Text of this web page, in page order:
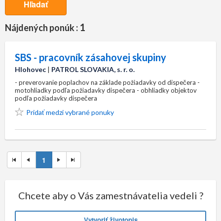
Hľadať
Nájdených ponúk : 1
SBS - pracovník zásahovej skupiny
Hlohovec | PATROL SLOVAKIA, s. r. o.
- preverovanie poplachov na základe požiadavky od dispečera -
motohliadky podľa požiadavky dispečera - obhliadky objektov
podľa požiadavky dispečera
Pridať medzi vybrané ponuky
1
Chcete aby o Vás zamestnávatelia vedeli ?